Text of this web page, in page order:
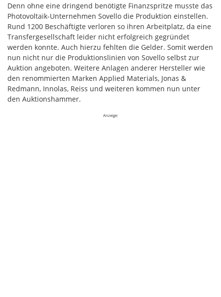
Denn ohne eine dringend benötigte Finanzspritze musste das
Photovoltaik-Unternehmen Sovello die Produktion einstellen.
Rund 1200 Beschäftigte verloren so ihren Arbeitplatz, da eine
Transfergesellschaft leider nicht erfolgreich gegründet
werden konnte. Auch hierzu fehlten die Gelder. Somit werden
nun nicht nur die Produktionslinien von Sovello selbst zur
Auktion angeboten. Weitere Anlagen anderer Hersteller wie
den renommierten Marken Applied Materials, Jonas &
Redmann, Innolas, Reiss und weiteren kommen nun unter
den Auktionshammer.
Anzeige: